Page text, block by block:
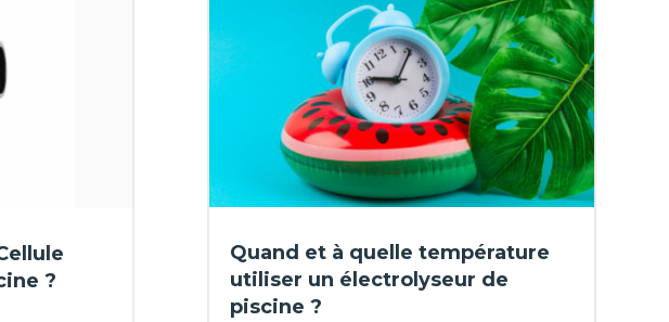
?
Quand et à quelle température
utiliser un électrolyseur de
piscine ?